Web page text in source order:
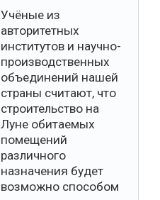
Учёные из
авторитетных
институтов и научно-
производственных
объединений нашей
страны считают, что
строительство на
Луне обитаемых
помещений
различного
назначения будет
возможно способом